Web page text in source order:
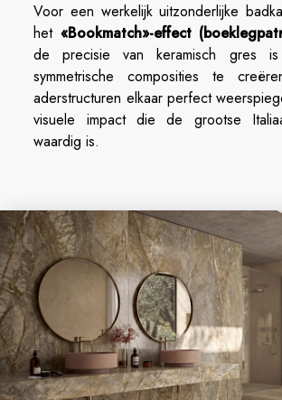
Voor een werkelijk uitzonderlijke
het «Bookmatch»-effect
de precisie van keramisch gres
symmetrische composities te
aderstructuren elkaar perfect
visuele impact die de grootse
waardig is.